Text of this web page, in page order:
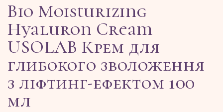
Bio Moisturizing
Hyaluron Cream
USOLAB Крем для
глибокого зволоження
з ліфтинг-ефектом 100
мл